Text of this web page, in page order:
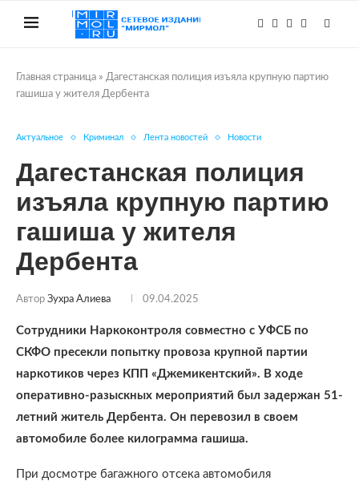
Главная страница » Дагестанская полиция изъяла крупную партию
гашиша у жителя Дербента
Актуальное Криминал Лента новостей Новости
Дагестанская полиция
изъяла крупную партию
гашиша у жителя
Дербента
Автор Зухра Алиева 09.04.2025
Сотрудники Наркоконтроля совместно с УФСБ по
СКФО пресекли попытку провоза крупной партии
наркотиков через КПП «Джемикентский». В ходе
оперативно-разыскных мероприятий был задержан 51-
летний житель Дербента. Он перевозил в своем
автомобиле более килограмма гашиша.
При досмотре багажного отсека автомобиля